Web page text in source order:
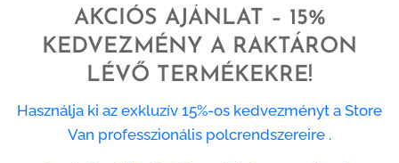
AKCIÓS AJÁNLAT – 15%
KEDVEZMÉNY A RAKTÁRON
LÉVŐ TERMÉKEKRE!
Használja ki az exkluzív 15%-os kedvezményt a Store
Van professzionális polcrendszereire .